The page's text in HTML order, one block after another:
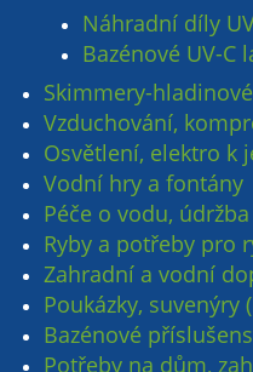
Náhradní díly
Bazénové UV-C
Skimmery-
Vzduchování,
Osvětlení, elektro k
Vodní hry a fontány
Péče o vodu,
Ryby a potřeby pro
Zahradní a vodní
Poukázky, suvenýry
Bazénové
Potřeby na dům,